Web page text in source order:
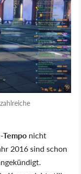
nicht
2016 sind schon